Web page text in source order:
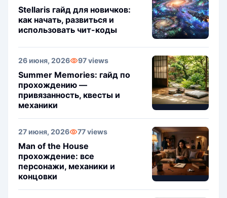
Stellaris гайд для новичков:
как начать, развиться и
использовать чит-коды
26 июня, 2026 97 views
Summer Memories: гайд по
прохождению —
привязанность, квесты и
механики
27 июня, 2026 77 views
Man of the House
прохождение: все
персонажи, механики и
концовки